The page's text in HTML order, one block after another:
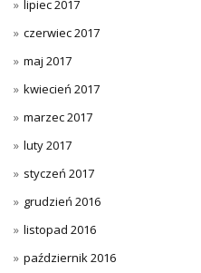
lipiec 2017
czerwiec 2017
maj 2017
kwiecień 2017
marzec 2017
luty 2017
styczeń 2017
grudzień 2016
listopad 2016
październik 2016